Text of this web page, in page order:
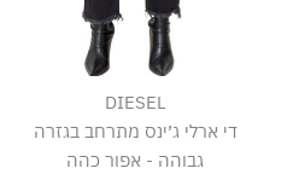
DIESEL
די ארלי ג׳ינס מתרחב בגזרה
גבוהה - אפור כהה